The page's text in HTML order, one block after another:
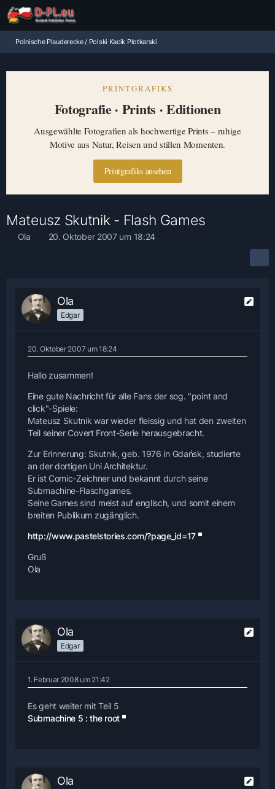
Polnische Plauderecke / Polski Kacik Plotkarski
PRINTGRAFIKS
Fotografie · Prints · Editionen
Ausgewählte Fotografien als hochwertige Prints – ruhige
Motive aus Natur, Reisen und stillen Momenten.
Printgrafiks ansehen
Mateusz Skutnik - Flash Games
Ola 20. Oktober 2007 um 18:24
Ola
Edgar
20. Oktober 2007 um 18:24
Hallo zusammen!
Eine gute Nachricht für alle Fans der sog. "point and
click"-Spiele:
Mateusz Skutnik war wieder fleissig und hat den zweiten
Teil seiner Covert Front-Serie herausgebracht.
Zur Erinnerung: Skutnik, geb. 1976 in Gdańsk, studierte
an der dortigen Uni Architektur.
Er ist Comic-Zeichner und bekannt durch seine
Submachine-Flaschgames.
Seine Games sind meist auf englisch, und somit einem
breiten Publikum zugänglich.
http://www.pastelstories.com/?page_id=17
Gruß
Ola
Ola
Edgar
1. Februar 2008 um 21:42
Es geht weiter mit Teil 5
Submachine 5 : the root
Ola